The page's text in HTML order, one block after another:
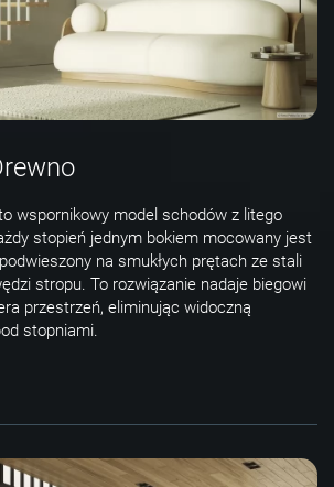
wspornikowy model schodów z litego
stopień jednym bokiem mocowany jest
na smukłych prętach ze stali
stropu. To rozwiązanie nadaje biegowi
przestrzeń, eliminując widoczną
stopniami.